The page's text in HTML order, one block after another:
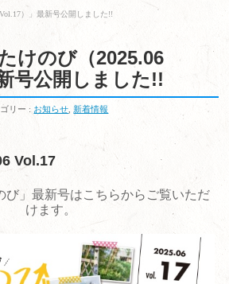
）」最新号公開しました!!
けのび（2025.06
号公開しました!!
リー : お知らせ 新着情報
Vol.17
び」最新号はこちらからご覧いただ
けます。